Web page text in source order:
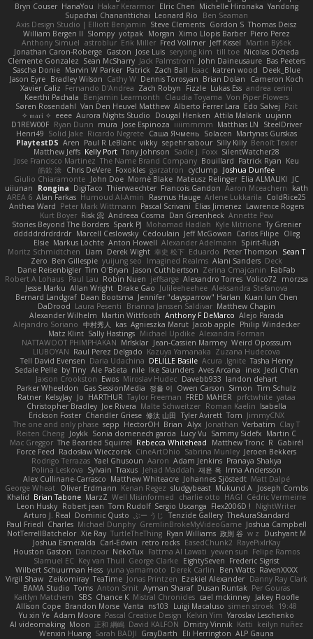
Bryn Couser HanaYou Hakar Kerarmor Elric Chen Michelle Hironaka Yandong
Supachai Chanarittichai Leonard Rio
Ben Seaman
Axis Design Studio | Elliott Benjamin Steve Clements Gordon S Thomas Deisz
William Bergen II Slompy yotpak Morgan Ximo Llopis Barber Piero Perez
Anthony Simuel astroblur Erik Miller Fred Vollmer Jeff Kissel
Martin Býšek
Jonathan Caron-Roberge Gaston Jose Luis seryong kim till toe Nicolas Ocheda
Clemente Gonzalez Sean McSharry Jack Palmstrom John Daineusaure Bas Peeters
Sascha Donie Marvin W Parker Patrick Zach Ball Isaac katren wood
Deek_Blue
Jason Eyre Bradley Wilson Cathy W Dennis Torosyan Brian Dolan
Cameron Koch
Xavier Caliz Fernando D'Andrea Zach Robyn Fizzle Lukas Ess andrea cerini
Keerthi Pachala Benjamin Learmonth Claudia Toyama Von Piper Flowers
Søren Rosendahl Van Den Heuvel Matthew Alberto Ferrer Lara Edo Salvej Pzit
✧ 𝔪𝔞𝔯𝔦 ✧ eeee Aurora Nights Studio Dougal Henken Attila Malarik uujann
D1REW00F Ryan Dunn mura Jose Espinoza iiiimmmm Matthias LN
SteelDriver
Henri49 Solid Jake Ricardo Negrete Саша Ячмень Solacen Martynas Gurskas
PlaytestDS Aren Paul R LeBlanc vikky sepehr sabour Silly Killy Benoît Texier
Matthew Jeffs Kelly Port Tony Johnson Sadie J. Foxx SilentWatcher28
Jose Francisco Martinez The Name Brand Company Bouillard Patrick Ryan Keu
皓欽 涂 Chris DeVere Foxokles garzatron cyclump
Joshua Dunfee
Giulio Chiaramonte John Doe Mornè Blake Mateusz Relinger Elia ALMALIKI
JC
uiiunan
Rongina DigiTaco Thierwaechter Francois Gandon Aaron Mceachern
kath
AREA 6 Alan Farkas Humoud Al-Amiri Rasmus Hauge Arlene Lukkarila ColdRice25
Anthea Ward Peter Mark Wittmann Pascal Scrivani Elias Jimenez Lawrence Rogers
Kurt Boyer Risk 📀 Andreea Cosma Dan Greenheck Annette Pew
Stories Beyond The Borders Spark PJ Mohamad Hadlah Kyle Mitrione Ty Grenier
dddddrdrdrdrdr Marcell Ceslowsky Cedoulain Jeff McGowan Carlos Filipe Oleg
Elsie Markus Löchte Anton Howell Alexander Adelmann Spirit-Rush
Moritz Schmidtchen
Liam Derek Wight 幸史 松下 Eduardo Peter Thomson
Sean T
Zero Ben Gillespie yuijung seo Imagined Realms Alani Sanders Deck
Dane Reisenbigler Tim O'Bryan Jason Cuthbertson Zerina Cmajcanin FabFab
Robert A Lohaus Paul Lau Robin Nuen jeffsarge Alexandro Torres Volico72 morzsa
Jesse Marku Allan Wright Drake Gao Julileeheehee Aleksandra Stefanova
Bernard Landgraf Daan Bootsma Jennifer "daysparrow" Harlan Kuan lun Chen
DaDrood Laura Pesenti Brianna Janssen Saldivar Matthew Chapin
Alexander Wilhelm Martin Wittfooth Anthony F DeMarco Alejo Parada
Alejandro Soriano 中村秀人 kas Agnieszka Marut Jacob apple Philip Windecker
Matz Klint Sally Hastings Michael Updike Alexandra Forman
NATTAWOOT PHIMPHAKAN MrIsklar Jean-Cassien Marmey Weird Oposssum
LIUBOYAN Raul Perez Delgado Kazuya Yamanaka Zuzana Hudecova
Tell David Evensen Daria Udachina DELILLE Basile Acura .Ignite Tasha Henry
Sedale Pelle by Tiny Ale Pašeta nile Ike Saunders Aves Arcana inex Jedi Chen
Jaxson Crookston Ewos Miroslav Hudec Davebb933 landon dehart
Parker Wheeldon
Gas SessionMedia 정율 이 Owen Carson Simon Tim Schulz
Ratner KelsyJay Jo HARTHUR Taylor Freeman FRED MAHER prfctwhite yataa
Christopher Bradley Joe Rivera Malte Schweitzer Roman Kaelin Isabella
Erickson Foster Chandler Griese 修汰 山田 Tyler Avirett Tom JimmyCNX
The one and only phase sepp HectorOH Brian Alyx Jonathan Verbatim Clay T
Reiten Cheng Joykk Sonia domenech garcia Lucy Vu Sammy Sidefx Martin C
Mac Greggor The Bearded Squirrel Rebecca Whitehead Matthew Tronc R Gabirél
Force Feed Radosław Wieczorek CineArtOhio Sabrina Munley Jeroen Bekkers
Rodrigo Terrazas Yael Ghusoun Aaron Adam Jenkins Pranaya Shakya
Polina Leskova Sylvain Traxus Jehad Maddah 재윤 옥 Irma Andersson
Alex Cullinane-Carrasco Matthew Whiteacre Johannes Sjöstedt Matt Dalpé
George Wheat Oliver Erdmann Kenan Regez sludgybeast Mukund A Joseph Combs
Khalid Brian Tabone MarzZ Well Misinformed charlie otto HAGI Cédric Vermeirre
Leon Husky Robert jean Tom Rudolf Sergio Uscanga Flex2006D !
NightWriter
Arturo J. Real Dominic Qusto ぶー うじ Tenzide Gallery TheAuraStandard
Paul Friedl Charles Michael Dunphy GremlinBrokeMyVideoGame Joshua Campbell
NotTerrellBatchelor Xie Ray TurtleTheThing Ryan Williams 政則 谷 w z
Dushyant M
Joshua Esmeralda Carl-Edwin retro rocks EasedChunk2 RayePixlrKay
Houston Gaston Danizoar NekoTux Fattma Al Lawati yewen sun Felipe Ramos
Slamuel EC Key van Thull George Clarke EightySeven Frederic Sigrist
Wilbert Schuurman Hess yuna yamamoto Derek Carlin Ben Watts RavenXXXX
Virgil Shaw Zeikomiray TeaTime Jonas Printzen Ezekiel Alexander Danny Ray Clark
BAMA Studio Toms Anton Smit Ayman Sharaf Dusan Runtak Per Gouras
Kaitlyn Matchem
SBS Chance K Mistral Chronicles cael mckinney Jakey Floofle
Allison Cope Brandon Morse Vanta ns103 Luigi Macaluso simen stroek 19:48
Yu xin Ye Adam Moore Pascal Creative Design Kelvin Yim Yaroslav Leschenko
AI videomaking Moon 正和 綱嶋 David KALFON Dmitry Vinnik Katti keilyn nuñez
Wenxin Huang Sarah BADJI GrayDarth Eli Herrington ALP Gauna